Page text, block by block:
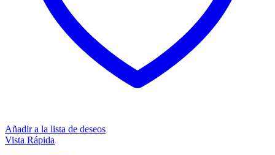
Añadir a la lista de deseos
Vista Rápida